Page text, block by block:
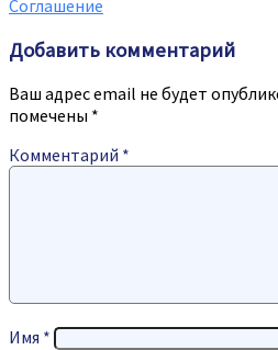
Соглашение
Добавить комментарий
Ваш адрес email не будет
помечены *
Комментарий *
Имя *